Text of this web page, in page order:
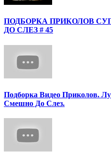
ПОДБОРКА ПРИКОЛОВ
ДО СЛЕЗ # 45
Подборка Видео Приколов.
Смешно До Слез.